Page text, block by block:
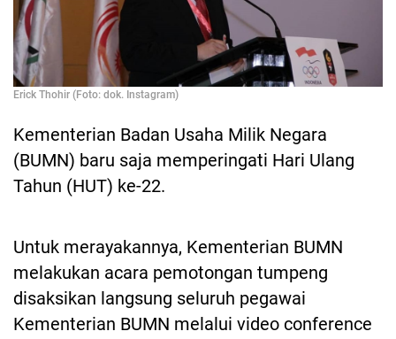
Erick Thohir (Foto: dok. Instagram)
Kementerian Badan Usaha Milik Negara
(BUMN) baru saja memperingati Hari Ulang
Tahun (HUT) ke-22.
Untuk merayakannya, Kementerian BUMN
melakukan acara pemotongan tumpeng
disaksikan langsung seluruh pegawai
Kementerian BUMN melalui video conference